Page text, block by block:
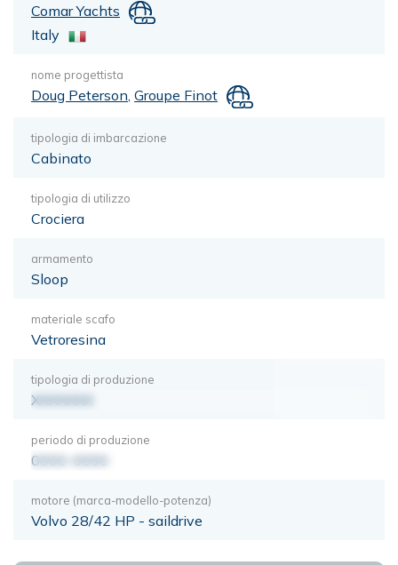
Comar Yachts
Italy
nome progettista
Doug Peterson Groupe Finot
tipologia di imbarcazione
Cabinato
tipologia di utilizzo
Crociera
armamento
Sloop
materiale scafo
Vetroresina
tipologia di produzione
XXXXXXX
periodo di produzione
0000-0000
motore (marca-modello-potenza)
Volvo 28/42 HP - saildrive